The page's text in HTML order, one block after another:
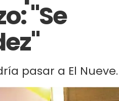
"Se
pasar a El Nueve.